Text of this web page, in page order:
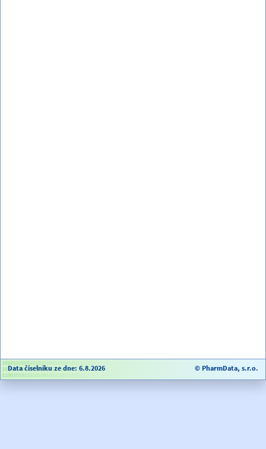
Data číselníku ze dne: 6.8.2026 © PharmData, s.r.o.